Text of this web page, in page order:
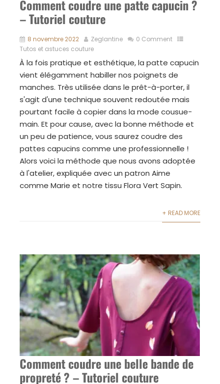
Comment coudre une patte capucin ?
– Tutoriel couture
8 novembre 2022 Zeglantine
0 Comment
Tutos et astuces couture
À la fois pratique et esthétique, la patte capucin
vient élégamment habiller nos poignets de
manches. Très utilisée dans le prêt-à-porter, il
s'agit d'une technique souvent redoutée mais
pourtant facile à copier dans la mode cousue-
main. Et pour cause, avec la bonne méthode et
un peu de patience, vous saurez coudre des
pattes capucins comme une professionnelle !
Alors voici la méthode que nous avons adoptée
à l'atelier, expliquée avec un patron Aime
comme Marie et notre tissu Flora Vert Sapin.
+ READ MORE
Comment coudre une belle bande de
propreté ? – Tutoriel couture